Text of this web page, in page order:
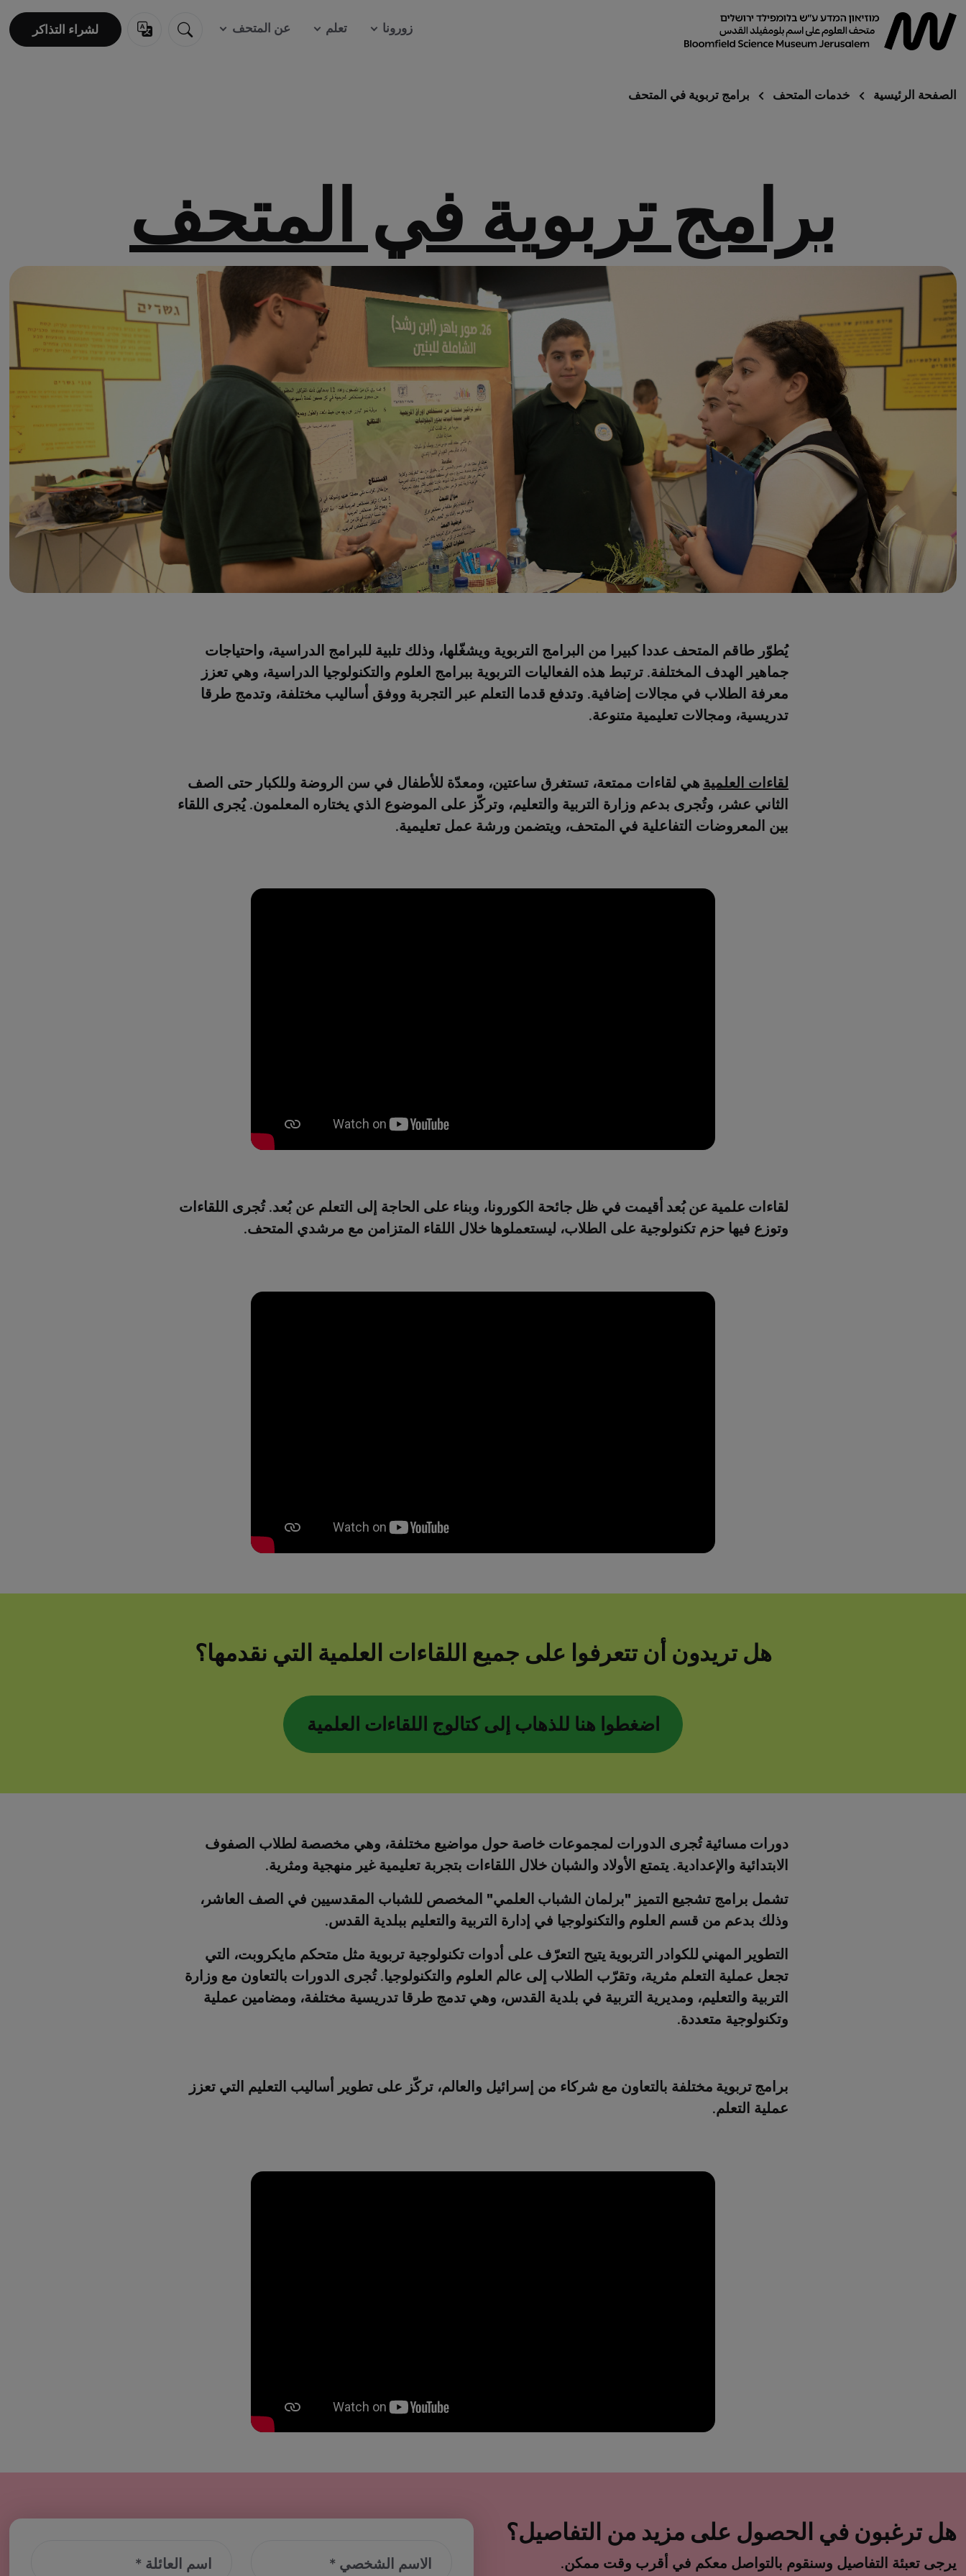
زورونا تعلم عن المتحف لشراء التذاكر
الصفحة الرئيسية خدمات المتحف برامج تربوية في المتحف
برامج تربوية في المتحف
يُطوّر طاقم المتحف عددا كبيرا من البرامج التربوية ويشغّلها، وذلك تلبية للبرامج الدراسية، واحتياجات
جماهير الهدف المختلفة. ترتبط هذه الفعاليات التربوية ببرامج العلوم والتكنولوجيا الدراسية، وهي تعزز
معرفة الطلاب في مجالات إضافية. وتدفع قدما التعلم عبر التجربة ووفق أساليب مختلفة، وتدمج طرقا
تدريسية، ومجالات تعليمية متنوعة.
لقاءا ت العلمية هي لقاءات ممتعة، تستغرق ساعتين، ومعدّة للأطفال في سن الروضة وللكبار حتى الصف
الثاني عشر، وتُجرى بدعم وزارة التربية والتعليم، وتركّز على الموضوع الذي يختاره المعلمون. يُجرى اللقاء
بين المعروضات التفاعلية في المتحف، ويتضمن ورشة عمل تعليمية.
لقاءات علمية عن بُعد أقيمت في ظل جائحة الكورونا، وبناء على الحاجة إلى التعلم عن بُعد. تُجرى اللقاءات
وتوزع فيها حزم تكنولوجية على الطلاب، ليستعملوها خلال اللقاء المتزامن مع مرشدي المتحف.
هل تريدون أن تتعرفوا على جميع اللقاءات العلمية التي نقدمها؟
اضغطوا هنا للذهاب إلى كتالوج اللقاءات العلمية
دورات مسائيةتُجرى الدورات لمجموعات خاصة حول مواضيع مختلفة، وهي مخصصة لطلاب الصفوف
الابتدائية والإعدادية. يتمتع الأولاد والشبان خلال اللقاءات بتجربة تعليمية غير منهجية ومثرية.
تشمل برامج تشجيع التميز "برلمان الشباب العلمي" المخصص للشباب المقدسيين في الصف العاشر،
وذلك بدعم من قسم العلوم والتكنولوجيا في إدارة التربية والتعليم ببلدية القدس.
التطوير المهني للكوادر التربوية يتيح التعرّف على أدوات تكنولوجية تربوية مثل متحكم مايكروبت، التي
تجعل عملية التعلم مثرية، وتقرّب الطلاب إلى عالم العلوم والتكنولوجيا. تُجرى الدورات بالتعاون مع وزارة
التربية والتعليم، ومديرية التربية في بلدية القدس، وهي تدمج طرقا تدريسية مختلفة، ومضامين عملية
وتكنولوجية متعددة.
برامج تربوية مختلفة بالتعاون مع شركاء من إسرائيل والعالم، تركّز على تطوير أساليب التعليم التي تعزز
عملية التعلم.
هل ترغبون في الحصول على مزيد من التفاصيل؟
يرجى تعبئة التفاصيل وسنقوم بالتواصل معكم في أقرب وقت ممكن. الاسم الشخصي اسم العائلة